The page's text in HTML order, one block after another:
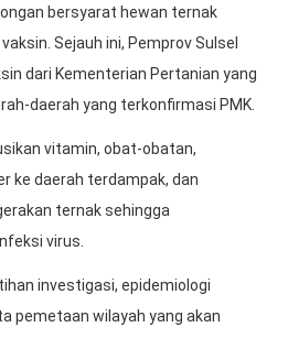
bersyarat hewan ternak
Sejauh ini, Pemprov Sulsel
dari Kementerian Pertanian yang
daerah yang terkonfirmasi PMK.
vitamin, obat-obatan,
ke daerah terdampak, dan
ternak sehingga
virus.
investigasi, epidemiologi
pemetaan wilayah yang akan